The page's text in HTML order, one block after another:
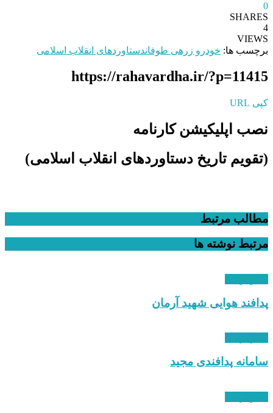
0
SHARES
4
VIEWS
برچسب ها: خودرو زرهی طوفاندستاوردهای انقلاب اسلامی
https://rahavardha.ir/?p=11415
کپی URL
نصب اپلیکیشن کارنامه
(تقویم تاریخ دستاوردهای انقلاب اسلامی​)
مطالب مرتبط
مرتبط نوشته ها
پدافند هوایی شهید آرمان
سامانه پدافندی مجید